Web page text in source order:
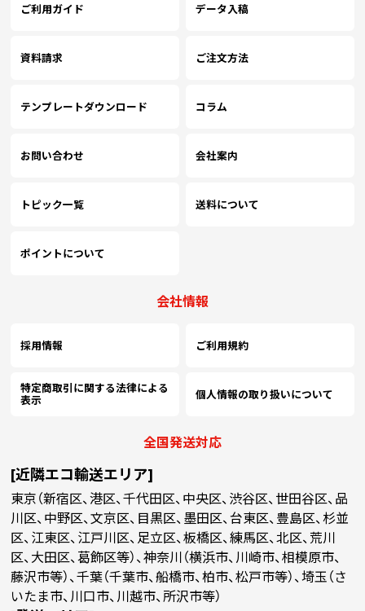
ご利用ガイド データ入稿
資料請求 ご注文方法
テンプレートダウンロード コラム
お問い合わせ 会社案内
トピック一覧 送料について
ポイントについて
会社情報
採用情報 ご利用規約
特定商取引に関する法律による
表示
個人情報の取り扱いについて
全国発送対応
[近隣エコ輸送エリア]
東京（新宿区、港区、千代田区、中央区、渋谷区、世田谷区、品
川区、中野区、文京区、目黒区、墨田区、台東区、豊島区、杉並
区、江東区、江戸川区、足立区、板橋区、練馬区、北区、荒川
区、大田区、葛飾区等）、神奈川（横浜市、川崎市、相模原市、
藤沢市等）、千葉（千葉市、船橋市、柏市、松戸市等）、埼玉（さ
いたま市、川口市、川越市、所沢市等）